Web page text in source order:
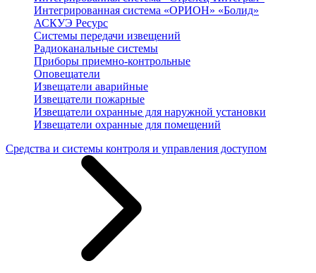
Интегрированная система «ОРИОН» «Болид»
АСКУЭ Ресурс
Системы передачи извещений
Радиоканальные системы
Приборы приемно-контрольные
Оповещатели
Извещатели аварийные
Извещатели пожарные
Извещатели охранные для наружной установки
Извещатели охранные для помещений
Средства и системы контроля и управления доступом